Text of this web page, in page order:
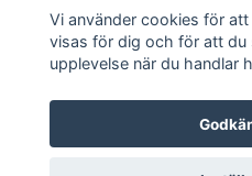
Köpvilkor och Kontakt
Vi använder cookies för
visas för dig och för att du
upplevelse när du handlar